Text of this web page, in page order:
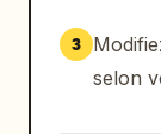
3
selon